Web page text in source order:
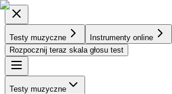
Testy muzyczne Instrumenty online
Rozpocznij teraz skala głosu test
Testy muzyczne